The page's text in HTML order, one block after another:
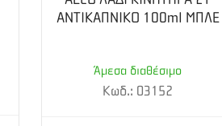
ΑΝΤΙΚΑΠΝΙΚΟ 100ml ΜΠΛΕ
Άμεσα διαθέσιμο
Κωδ.: 03152